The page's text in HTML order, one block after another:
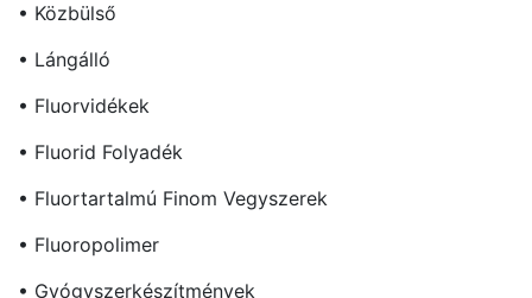
• Közbülső
• Lángálló
• Fluorvidékek
• Fluorid Folyadék
• Fluortartalmú Finom Vegyszerek
• Fluoropolimer
• Gyógyszerkészítmények